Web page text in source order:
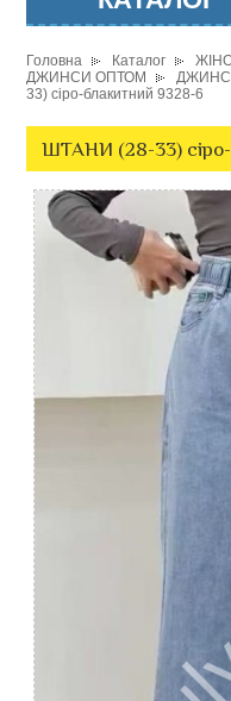
Головна Каталог
ДЖИНСИ ОПТОМ
33) сіро-блакитний 9328-6
ШТАНИ (28-33)